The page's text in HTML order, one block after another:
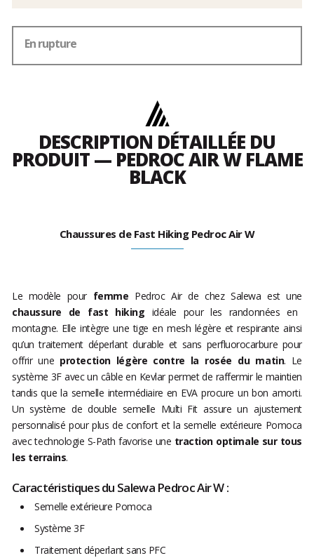
En rupture
DESCRIPTION DÉTAILLÉE DU
PRODUIT — PEDROC AIR W FLAME
BLACK
Chaussures de Fast Hiking Pedroc Air W
Le modèle pour femme Pedroc Air de chez Salewa est une
chaussure de fast hiking idéale pour les randonnées en
montagne. Elle intègre une tige en mesh légère et respirante ainsi
qu’un traitement déperlant durable et sans perfluorocarbure pour
offrir une protection légère contre la rosée du matin. Le
système 3F avec un câble en Kevlar permet de raffermir le maintien
tandis que la semelle intermédiaire en EVA procure un bon amorti.
Un système de double semelle Multi Fit assure un ajustement
personnalisé pour plus de confort et la semelle extérieure Pomoca
avec technologie S-Path favorise une traction optimale sur tous
les terrains.
Caractéristiques du Salewa Pedroc Air W :
Semelle extérieure Pomoca
Système 3F
Traitement déperlant sans PFC